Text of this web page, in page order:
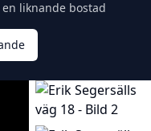
liknande bostad